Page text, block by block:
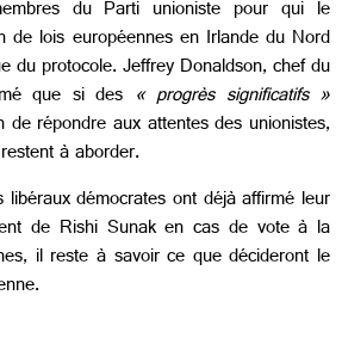
du Parti unioniste pour qui le
de lois européennes en Irlande du Nord
du protocole. Jeffrey Donaldson, chef du
que si des « progrès significatifs »
répondre aux attentes des unionistes,
restent à aborder.
démocrates ont déjà affirmé leur
de Rishi Sunak en cas de vote à la
il reste à savoir ce que décideront le